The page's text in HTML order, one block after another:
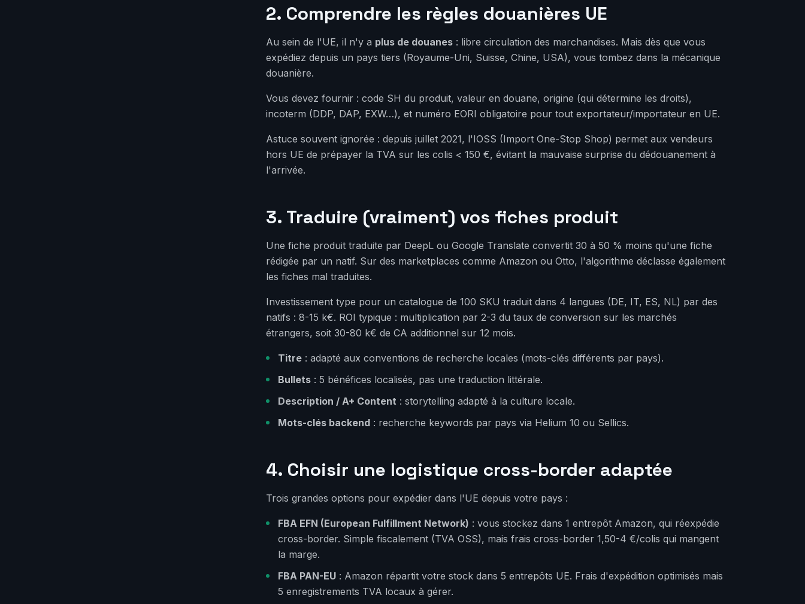
2. Comprendre les règles douanières UE
Au sein de l'UE, il n'y a plus de douanes : libre circulation des marchandises. Mais dès que vous
expédiez depuis un pays tiers (Royaume-Uni, Suisse, Chine, USA), vous tombez dans la mécanique
douanière.
Vous devez fournir : code SH du produit, valeur en douane, origine (qui détermine les droits),
incoterm (DDP, DAP, EXW…), et numéro EORI obligatoire pour tout exportateur/importateur en UE.
Astuce souvent ignorée : depuis juillet 2021, l'IOSS (Import One-Stop Shop) permet aux vendeurs
hors UE de prépayer la TVA sur les colis < 150 €, évitant la mauvaise surprise du dédouanement à
l'arrivée.
3. Traduire (vraiment) vos fiches produit
Une fiche produit traduite par DeepL ou Google Translate convertit 30 à 50 % moins qu'une fiche
rédigée par un natif. Sur des marketplaces comme Amazon ou Otto, l'algorithme déclasse également
les fiches mal traduites.
Investissement type pour un catalogue de 100 SKU traduit dans 4 langues (DE, IT, ES, NL) par des
natifs : 8-15 k€. ROI typique : multiplication par 2-3 du taux de conversion sur les marchés
étrangers, soit 30-80 k€ de CA additionnel sur 12 mois.
Titre : adapté aux conventions de recherche locales (mots-clés différents par pays).
Bullets : 5 bénéfices localisés, pas une traduction littérale.
Description / A+ Content : storytelling adapté à la culture locale.
Mots-clés backend : recherche keywords par pays via Helium 10 ou Sellics.
4. Choisir une logistique cross-border adaptée
Trois grandes options pour expédier dans l'UE depuis votre pays :
FBA EFN (European Fulfillment Network) : vous stockez dans 1 entrepôt Amazon, qui réexpédie
cross-border. Simple fiscalement (TVA OSS), mais frais cross-border 1,50-4 €/colis qui mangent
la marge.
FBA PAN-EU : Amazon répartit votre stock dans 5 entrepôts UE. Frais d'expédition optimisés mais
5 enregistrements TVA locaux à gérer.